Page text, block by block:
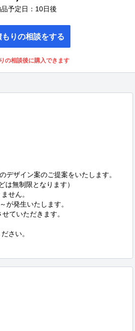
予定日：10日後
もりの相談をする
の相談後に購入できます
ザイン案のご提案をいたします。
無制限となります）
せん。
が発生いたします。
ていただきます。
さい。